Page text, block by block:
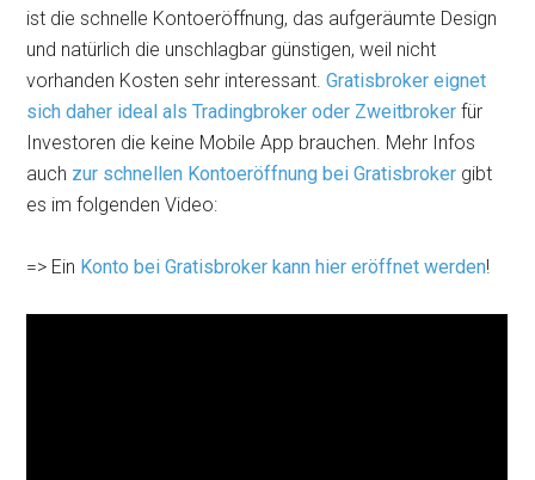
ist die schnelle Kontoeröffnung, das aufgeräumte Design
und natürlich die unschlagbar günstigen, weil nicht
vorhanden Kosten sehr interessant.Gratisbroker eignet
sich daher ideal als Tradingbroker oder Zweitbroker für
Investoren die keine Mobile App brauchen. Mehr Infos
auch zur schnellen Kontoeröffnung bei Gratisbroker gibt
es im folgenden Video:
=> Ein Konto bei Gratisbroker kann hier eröffnet werden!